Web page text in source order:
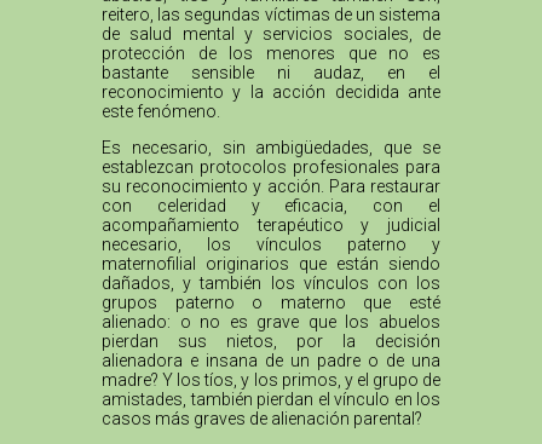
reitero, las segundas víctimas de un sistema
de salud mental y servicios sociales, de
protección de los menores que no es
bastante sensible ni audaz, en el
reconocimiento y la acción decidida ante
este fenómeno.
Es necesario, sin ambigüedades, que se
establezcan protocolos profesionales para
su reconocimiento y acción. Para restaurar
con celeridad y eficacia, con el
acompañamiento terapéutico y judicial
necesario, los vínculos paterno y
maternofilial originarios que están siendo
dañados, y también los vínculos con los
grupos paterno o materno que esté
alienado: o no es grave que los abuelos
pierdan sus nietos, por la decisión
alienadora e insana de un padre o de una
madre? Y los tíos, y los primos, y el grupo de
amistades, también pierdan el vínculo en los
casos más graves de alienación parental?